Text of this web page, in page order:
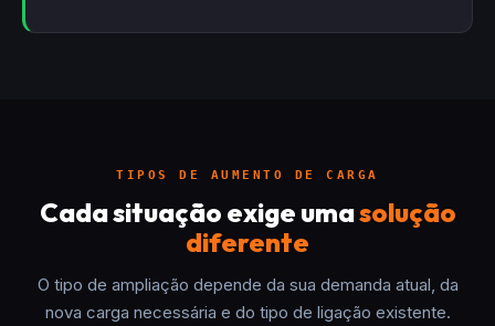
TIPOS DE AUMENTO DE CARGA
Cada situação exige umasolução
diferente
O tipo de ampliação depende da sua demanda atual, da
nova carga necessária e do tipo de ligação existente.